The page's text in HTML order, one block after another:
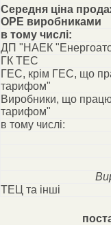
Середня ціна
ОРЕ виробниками
в тому числі:
ДП "НАЕК
ГК ТЕС
ГЕС, крім ГЕС, що
тарифом"
Виробники, що
тарифом"
в тому числі:
ТЕЦ та інші